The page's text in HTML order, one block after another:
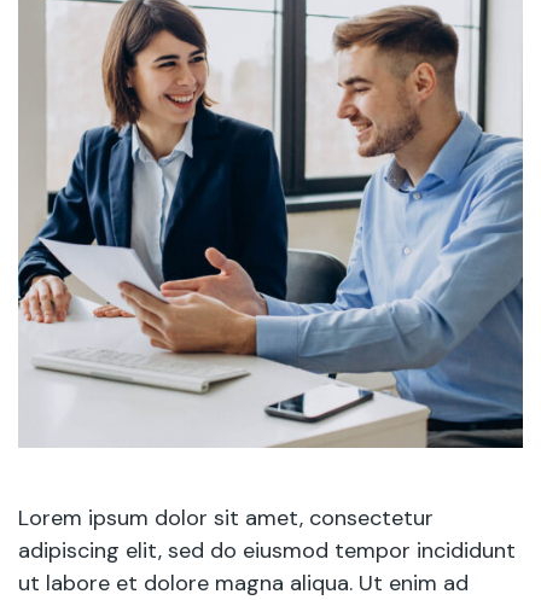
Lorem ipsum dolor sit amet, consectetur
adipiscing elit, sed do eiusmod tempor incididunt
ut labore et dolore magna aliqua. Ut enim ad